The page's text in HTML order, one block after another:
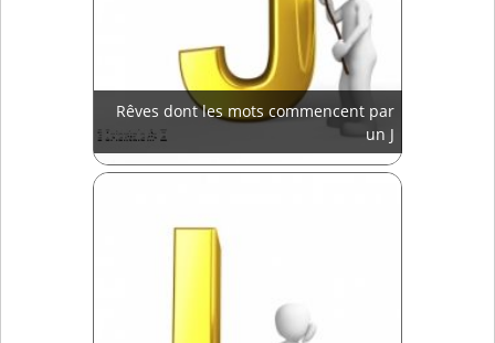
Rêves dont les mots commencent par
un J